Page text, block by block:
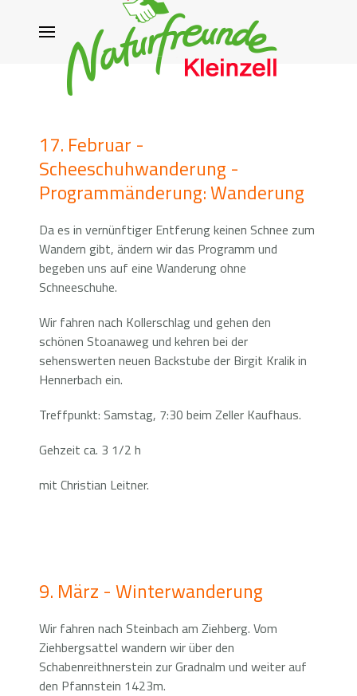
17. Februar -
Scheeschuhwanderung -
Programmänderung: Wanderung
Da es in vernünftiger Entferung keinen Schnee zum
Wandern gibt, ändern wir das Programm und
begeben uns auf eine Wanderung ohne
Schneeschuhe.
Wir fahren nach Kollerschlag und gehen den
schönen Stoanaweg und kehren bei der
sehenswerten neuen Backstube der Birgit Kralik in
Hennerbach ein.
Treffpunkt: Samstag, 7:30 beim Zeller Kaufhaus.
Gehzeit ca. 3 1/2 h
mit Christian Leitner.
9. März - Winterwanderung
Wir fahren nach Steinbach am Ziehberg. Vom
Ziehbergsattel wandern wir über den
Schabenreithnerstein zur Gradnalm und weiter auf
den Pfannstein 1423m.